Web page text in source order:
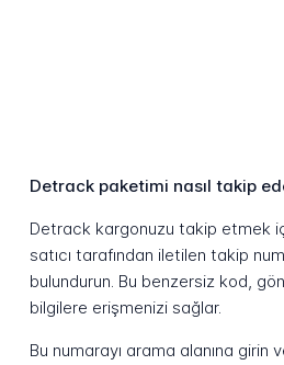
Detrack paketimi nasıl takip
Detrack kargonuzu takip etmek
satıcı tarafından iletilen takip
bulundurun. Bu benzersiz kod,
bilgilere erişmenizi sağlar.
Bu numarayı arama alanına girin